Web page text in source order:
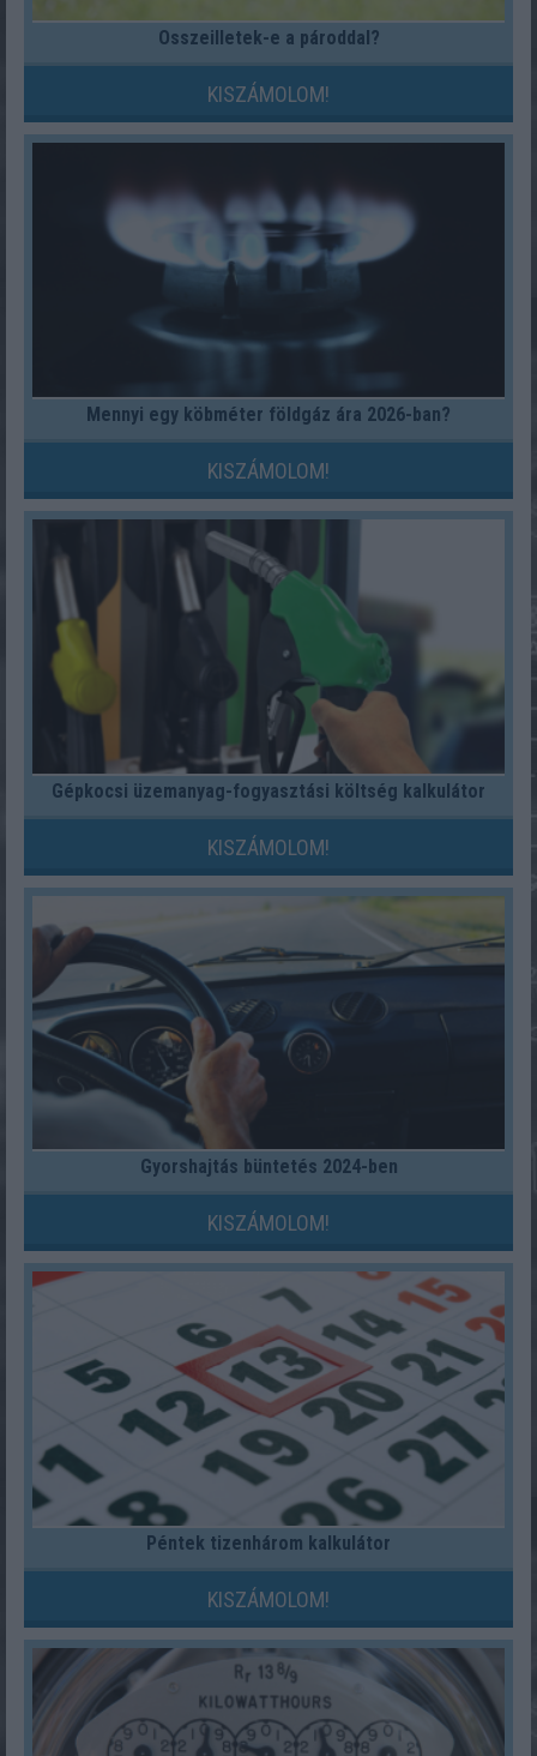
Összeilletek-e a pároddal?
KISZÁMOLOM!
Mennyi egy köbméter földgáz ára 2026-ban?
KISZÁMOLOM!
Gépkocsi üzemanyag-fogyasztási költség kalkulátor
KISZÁMOLOM!
Gyorshajtás büntetés 2024-ben
KISZÁMOLOM!
Péntek tizenhárom kalkulátor
KISZÁMOLOM!